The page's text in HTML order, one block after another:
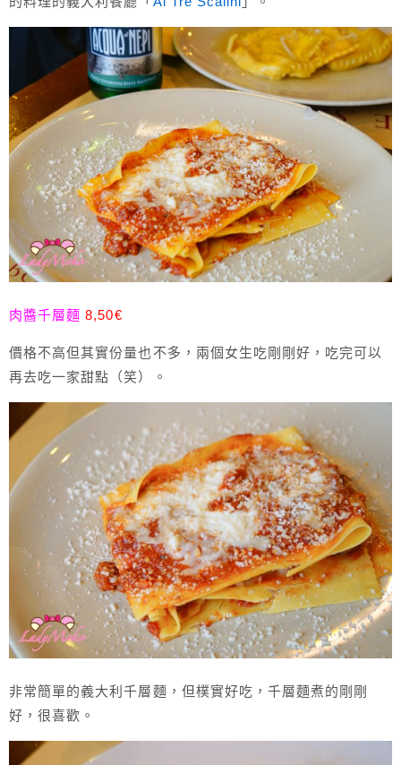
肉醬千層麵8,50€
價格不高但其實份量也不多，兩個女生吃剛剛好，吃完可以
再去吃一家甜點（笑）。
非常簡單的義大利千層麵，但樸實好吃，千層麵煮的剛剛
好，很喜歡。